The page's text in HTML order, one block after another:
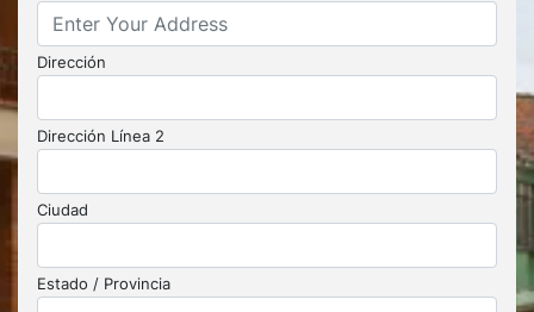
Dirección
Dirección Línea 2
Ciudad
Estado / Provincia